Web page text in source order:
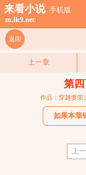
来看小说 手机版
m.lk9.net
返回
上一章
第
作品：穿越妻荣
如果本章
上